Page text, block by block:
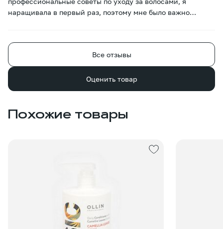
наращивала в первый раз, поэтому мне было важно
Все отзывы
Оценить товар
Похожие товары